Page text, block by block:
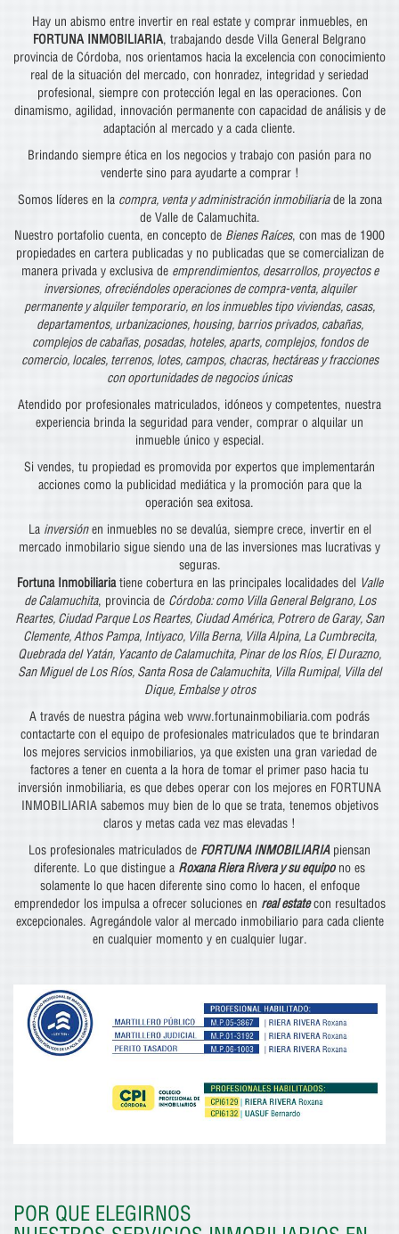
Hay un abismo entre invertir en real estate y comprar inmuebles, en
FORTUNA INMOBILIARIA, trabajando desde Villa General Belgrano
provincia de Córdoba, nos orientamos hacia la excelencia con conocimiento
real de la situación del mercado, con honradez, integridad y seriedad
profesional, siempre con protección legal en las operaciones. Con
dinamismo, agilidad, innovación permanente con capacidad de análisis y de
adaptación al mercado y a cada cliente.
Brindando siempre ética en los negocios y trabajo con pasión para no
venderte sino para ayudarte a comprar !
Somos líderes en la compra, venta y administración inmobiliariade la zona
de Valle de Calamuchita.
Nuestro portafolio cuenta, en concepto de Bienes Raíces, con mas de 1900
propiedades en cartera publicadas y no publicadas que se comercializan de
manera privada y exclusiva de emprendimientos, desarrollos, proyectos e
inversiones, ofreciéndoles operaciones de compra-venta, alquiler
permanente y alquiler temporario, en los inmuebles tipo viviendas, casas,
departamentos, urbanizaciones, housing, barrios privados, cabañas,
complejos de cabañas, posadas, hoteles, aparts, complejos, fondos de
comercio, locales, terrenos, lotes, campos, chacras, hectáreas y fracciones
con oportunidades de negocios únicas
Atendido por profesionales matriculados, idóneos y competentes, nuestra
experiencia brinda la seguridad para vender, comprar o alquilar un
inmueble único y especial.
Si vendes, tu propiedad es promovida por expertos que implementarán
acciones como la publicidad mediática y la promoción para que la
operación sea exitosa.
La inversiónen inmuebles no se devalúa, siempre crece, invertir en el
mercado inmobilario sigue siendo una de las inversiones mas lucrativas y
seguras.
Fortuna Inmobiliariatiene cobertura en las principales localidades del Valle
de Calamuchita, provincia de Córdoba: como Villa General Belgrano, Los
Reartes, Ciudad Parque Los Reartes, Ciudad América, Potrero de Garay, San
Clemente, Athos Pampa, Intiyaco, Villa Berna, Villa Alpina, La Cumbrecita,
Quebrada del Yatán, Yacanto de Calamuchita, Pinar de los Ríos, El Durazno,
San Miguel de Los Ríos, Santa Rosa de Calamuchita, Villa Rumipal, Villa del
Dique, Embalse y otros
A través de nuestra página web www.fortunainmobiliaria.com podrás
contactarte con el equipo de profesionales matriculados que te brindaran
los mejores servicios inmobiliarios, ya que existen una gran variedad de
factores a tener en cuenta a la hora de tomar el primer paso hacia tu
inversión inmobiliaria, es que debes operar con los mejores en FORTUNA
INMOBILIARIA sabemos muy bien de lo que se trata, tenemos objetivos
claros y metas cada vez mas elevadas !
Los profesionales matriculados de FORTUNA INMOBILIARIApiensan
diferente. Lo que distingue a Roxana Riera Rivera y su equipono es
solamente lo que hacen diferente sino como lo hacen, el enfoque
emprendedor los impulsa a ofrecer soluciones en real estatecon resultados
excepcionales. Agregándole valor al mercado inmobiliario para cada cliente
en cualquier momento y en cualquier lugar.
POR QUE ELEGIRNOS